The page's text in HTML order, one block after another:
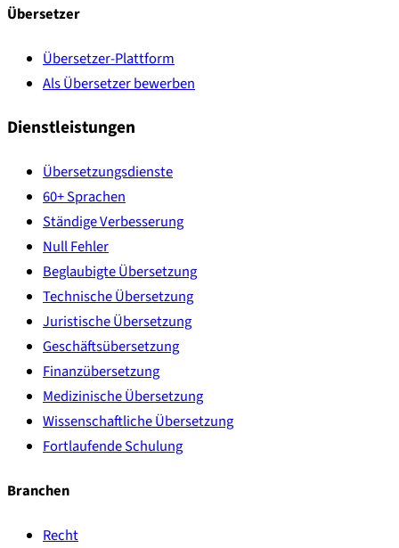
Übersetzer
Übersetzer-Plattform
Als Übersetzer bewerben
Dienstleistungen
Übersetzungsdienste
60+ Sprachen
Ständige Verbesserung
Null Fehler
Beglaubigte Übersetzung
Technische Übersetzung
Juristische Übersetzung
Geschäftsübersetzung
Finanzübersetzung
Medizinische Übersetzung
Wissenschaftliche Übersetzung
Fortlaufende Schulung
Branchen
Recht